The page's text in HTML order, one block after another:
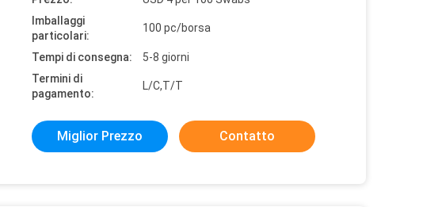
Imballaggi
particolari:
100 pc/borsa
Tempi di consegna:
5-8 giorni
Termini di
pagamento:
L/C,T/T
Miglior Prezzo Contatto